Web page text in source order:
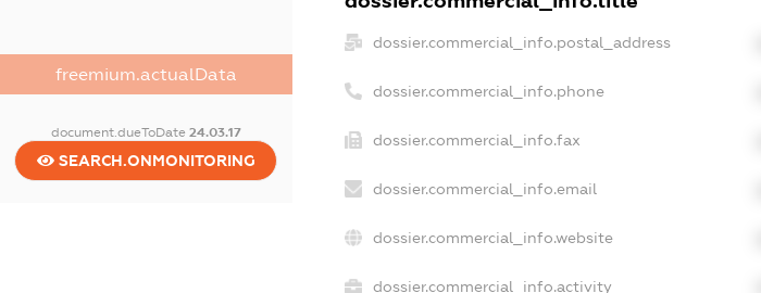
freemium.actualData
document.dueToDate 24.03.17
SEARCH.ONMONITORING
dossier.commercial_info.postal_address
dossier.commercial_info.phone
dossier.commercial_info.fax
dossier.commercial_info.email
dossier.commercial_info.website
dossier.commercial_info.activity